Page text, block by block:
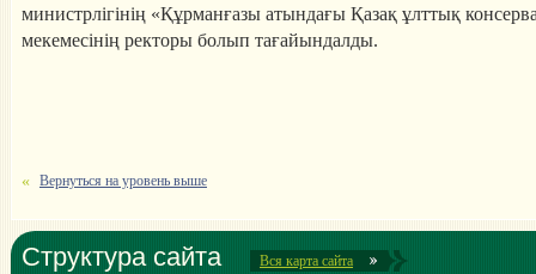
министрлігінің «Құрманғазы атындағы Қазақ ұлттық
мекемесінің ректоры болып тағайындалды.
Вернуться на уровень выше
Структура сайта Вся карта сайта